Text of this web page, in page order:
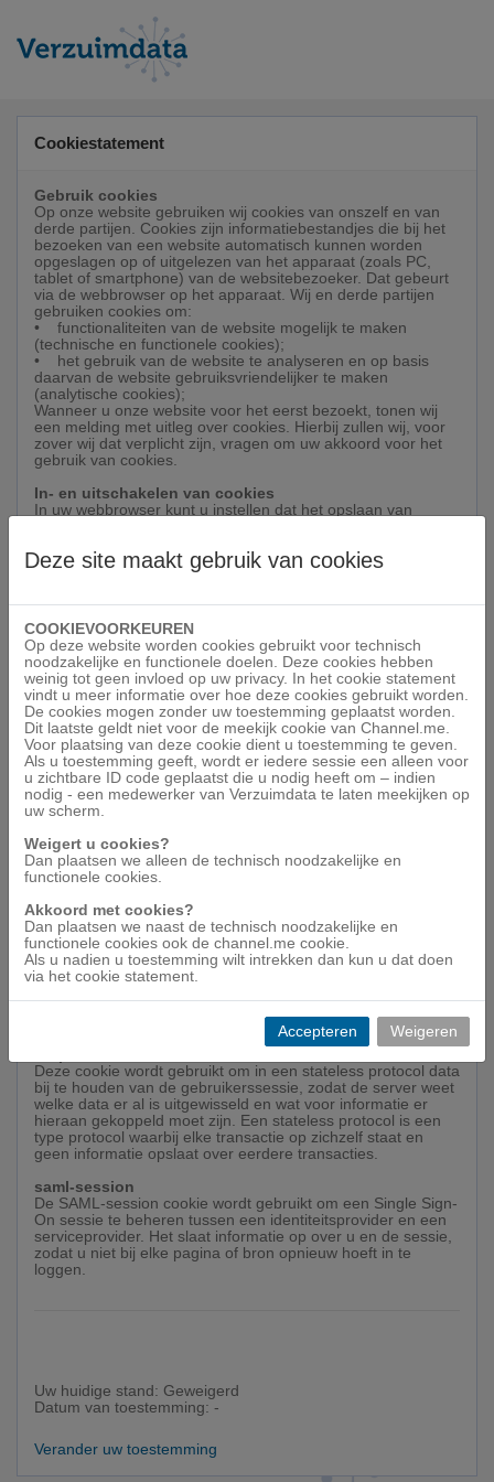
Cookiestatement
Gebruik cookies
Op onze website gebruiken wij cookies van onszelf en van
derde partijen. Cookies zijn informatiebestandjes die bij het
bezoeken van een website automatisch kunnen worden
opgeslagen op of uitgelezen van het apparaat (zoals PC,
tablet of smartphone) van de websitebezoeker. Dat gebeurt
via de webbrowser op het apparaat. Wij en derde partijen
gebruiken cookies om:
• functionaliteiten van de website mogelijk te maken
(technische en functionele cookies);
• het gebruik van de website te analyseren en op basis
daarvan de website gebruiksvriendelijker te maken
(analytische cookies);
Wanneer u onze website voor het eerst bezoekt, tonen wij
een melding met uitleg over cookies. Hierbij zullen wij, voor
zover wij dat verplicht zijn, vragen om uw akkoord voor het
gebruik van cookies.
In- en uitschakelen van cookies
In uw webbrowser kunt u instellen dat het opslaan van
handleiding van uw browser. Let op: veel websites werken
niet optimaal als de cookies zijn uitgeschakeld.
Verwijderen van cookies
De meeste cookies hebben een houdbaarheidsdatum. Als
een houdbaarheidsdatum is ingesteld, wordt het cookie
automatisch verwijderd wanneer de houdbaarheidsdatum
verstrijkt. U kunt er ook voor kiezen de cookies handmatig te
verwijderen, voordat de houdbaarheidsdatum is verstreken.
Raadpleeg hiervoor de handleiding van uw browser.
Gebruikte Cookies en hun functie:
.AspNetCore.Antiforgery
Deze cookie wordt gebruikt voor het tegengaan van CSRF of
geldige sessie wordt gemaakt.
wwwchannelme_z_sid
stellen om mee te kijken, wanneer u daar toestemming tot
geeft.
TrustedDevice
Deze cookie wordt gebruikt om een device als trusted aan te
Factor Authenticatie. Tijdens deze periode hoeft u niet meer
met 2 factor authenticatie in te loggen.
Deze cookie wordt gebruikt om in een stateless protocol data
bij te houden van de gebruikerssessie, zodat de server weet
welke data er al is uitgewisseld en wat voor informatie er
hieraan gekoppeld moet zijn. Een stateless protocol is een
type protocol waarbij elke transactie op zichzelf staat en
geen informatie opslaat over eerdere transacties.
saml-session
De SAML-session cookie wordt gebruikt om een Single Sign-
On sessie te beheren tussen een identiteitsprovider en een
serviceprovider. Het slaat informatie op over u en de sessie,
zodat u niet bij elke pagina of bron opnieuw hoeft in te
loggen.
Uw huidige stand: Geweigerd
Datum van toestemming: -
Verander uw toestemming
Deze site maakt gebruik van cookies
COOKIEVOORKEUREN
Op deze website worden cookies gebruikt voor technisch
noodzakelijke en functionele doelen. Deze cookies hebben
weinig tot geen invloed op uw privacy. In het cookie statement
vindt u meer informatie over hoe deze cookies gebruikt worden.
De cookies mogen zonder uw toestemming geplaatst worden.
Dit laatste geldt niet voor de meekijk cookie van Channel.me.
Voor plaatsing van deze cookie dient u toestemming te geven.
Als u toestemming geeft, wordt er iedere sessie een alleen voor
u zichtbare ID code geplaatst die u nodig heeft om – indien
nodig - een medewerker van Verzuimdata te laten meekijken op
uw scherm.
Weigert u cookies?
Dan plaatsen we alleen de technisch noodzakelijke en
functionele cookies.
Akkoord met cookies?
Dan plaatsen we naast de technisch noodzakelijke en
functionele cookies ook de channel.me cookie.
Als u nadien u toestemming wilt intrekken dan kun u dat doen
via het cookie statement.
Accepteren Weigeren